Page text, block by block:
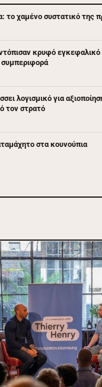
το χαμένο συστατικό της
κρυφό
λογισμικό για
τον στρατό
στα κουνούπια